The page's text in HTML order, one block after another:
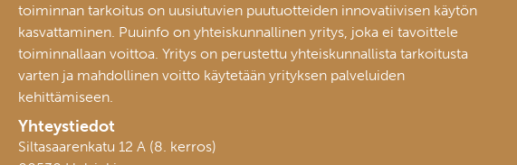
toiminnan tarkoitus on uusiutuvien puutuotteiden innovatiivisen käytön
kasvattaminen. Puuinfo on yhteiskunnallinen yritys, joka ei tavoittele
toiminnallaan voittoa. Yritys on perustettu yhteiskunnallista tarkoitusta
varten ja mahdollinen voitto käytetään yrityksen palveluiden
kehittämiseen.
Yhteystiedot
Siltasaarenkatu 12 A (8. kerros)